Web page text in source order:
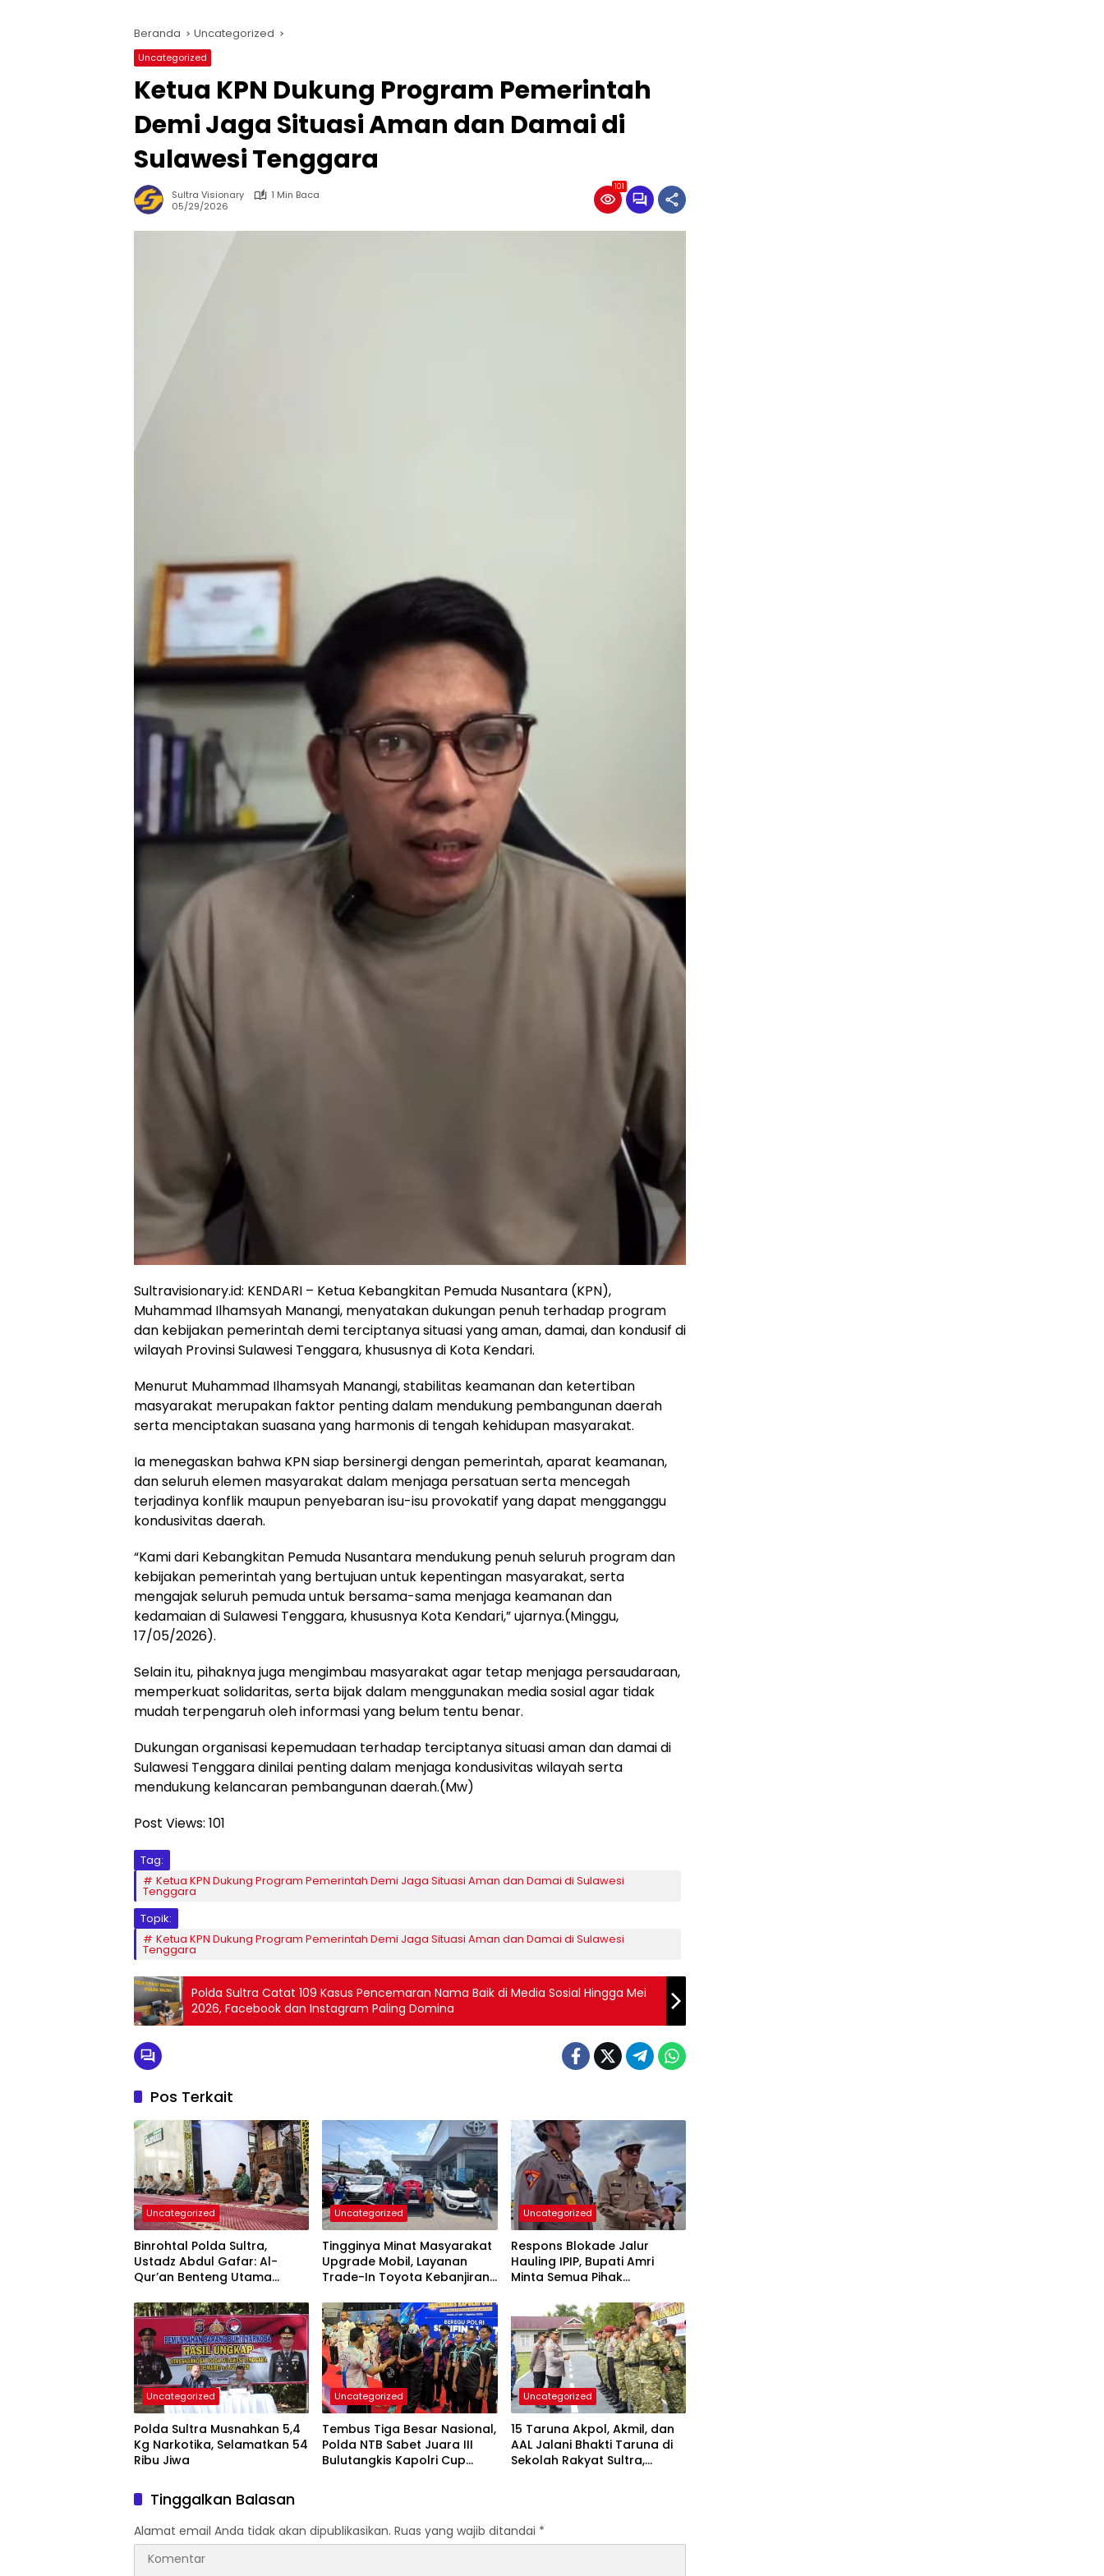
Beranda Uncategorized
Uncategorized
Ketua KPN Dukung Program Pemerintah
Demi Jaga Situasi Aman dan Damai di
Sulawesi Tenggara
Sultra Visionary
1 Min Baca
05/29/2026
101
Sultravisionary.id: KENDARI – Ketua Kebangkitan Pemuda Nusantara (KPN),
Muhammad Ilhamsyah Manangi, menyatakan dukungan penuh terhadap program
dan kebijakan pemerintah demi terciptanya situasi yang aman, damai, dan kondusif di
wilayah Provinsi Sulawesi Tenggara, khususnya di Kota Kendari.
Menurut Muhammad Ilhamsyah Manangi, stabilitas keamanan dan ketertiban
masyarakat merupakan faktor penting dalam mendukung pembangunan daerah
serta menciptakan suasana yang harmonis di tengah kehidupan masyarakat.
Ia menegaskan bahwa KPN siap bersinergi dengan pemerintah, aparat keamanan,
dan seluruh elemen masyarakat dalam menjaga persatuan serta mencegah
terjadinya konflik maupun penyebaran isu-isu provokatif yang dapat mengganggu
kondusivitas daerah.
“Kami dari Kebangkitan Pemuda Nusantara mendukung penuh seluruh program dan
kebijakan pemerintah yang bertujuan untuk kepentingan masyarakat, serta
mengajak seluruh pemuda untuk bersama-sama menjaga keamanan dan
kedamaian di Sulawesi Tenggara, khususnya Kota Kendari,” ujarnya.(Minggu,
17/05/2026).
Selain itu, pihaknya juga mengimbau masyarakat agar tetap menjaga persaudaraan,
memperkuat solidaritas, serta bijak dalam menggunakan media sosial agar tidak
mudah terpengaruh oleh informasi yang belum tentu benar.
Dukungan organisasi kepemudaan terhadap terciptanya situasi aman dan damai di
Sulawesi Tenggara dinilai penting dalam menjaga kondusivitas wilayah serta
mendukung kelancaran pembangunan daerah.(Mw)
Post Views: 101
Tag:
Ketua KPN Dukung Program Pemerintah Demi Jaga Situasi Aman dan Damai di Sulawesi
Tenggara
Topik:
Ketua KPN Dukung Program Pemerintah Demi Jaga Situasi Aman dan Damai di Sulawesi
Tenggara
‎Polda Sultra Catat 109 Kasus Pencemaran Nama Baik di Media Sosial Hingga Mei
2026, Facebook dan Instagram Paling Domina
Pos Terkait
Uncategorized
Binrohtal Polda Sultra,
Ustadz Abdul Gafar: Al-
Qur’an Benteng Utama
Penyimpangan Sosial
Uncategorized
Tingginya Minat Masyarakat
Upgrade Mobil, Layanan
Trade-In Toyota Kebanjiran
Uncategorized
Respons Blokade Jalur
Hauling IPIP, Bupati Amri
Minta Semua Pihak
Kepastian Hukum
Uncategorized
Polda Sultra Musnahkan 5,4
Kg Narkotika, Selamatkan 54
Ribu Jiwa
Uncategorized
Tembus Tiga Besar Nasional,
Polda NTB Sabet Juara III
Bulutangkis Kapolri Cup
Uncategorized
15 Taruna Akpol, Akmil, dan
AAL Jalani Bhakti Taruna di
Sekolah Rakyat Sultra,
Tinggalkan Balasan
Alamat email Anda tidak akan dipublikasikan. Ruas yang wajib ditandai *